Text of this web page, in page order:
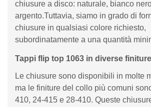
chiusure a disco: naturale, bianco
argento.Tuttavia, siamo in grado di
chiusure in qualsiasi colore richiesto,
subordinatamente a una quantità
Tappi flip top 1063 in diverse finiture
Le chiusure sono disponibili in molte
ma le finiture del collo più comuni
410, 24-415 e 28-410. Queste